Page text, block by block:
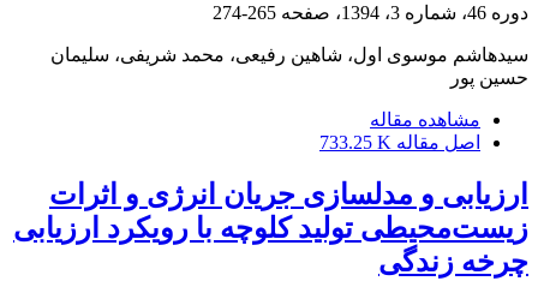
دوره 46، شماره 3، 1394، صفحه 265-274
سیدهاشم موسوی اول، شاهین رفیعی، محمد شریفی، سلیمان
حسین پور
مشاهده مقاله
اصل مقاله 733.25 K
ارزیابی و مدلسازی جریان انرژی و اثرات
زیست‌محیطی تولید کلوچه با رویکرد ارزیابی
چرخه زندگی